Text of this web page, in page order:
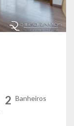
2 Banheiros